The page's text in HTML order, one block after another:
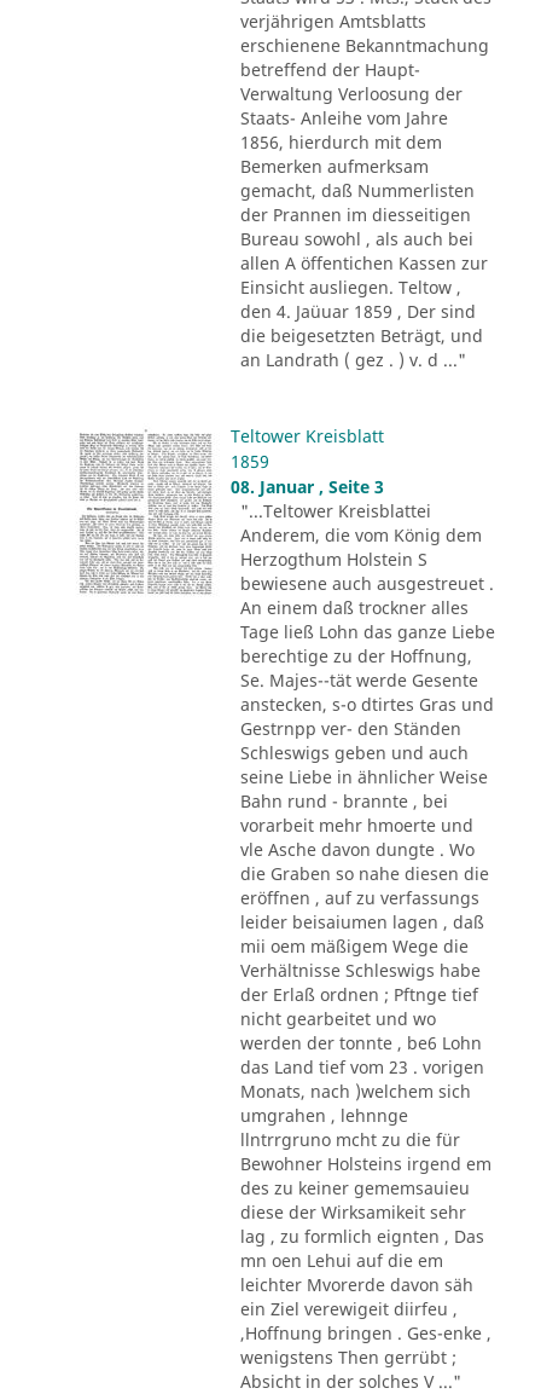
verjährigen Amtsblatts
erschienene Bekanntmachung
betreffend der Haupt-
Verwaltung Verloosung der
Staats- Anleihe vom Jahre
1856, hierdurch mit dem
Bemerken aufmerksam
gemacht, daß Nummerlisten
der Prannen im diesseitigen
Bureau sowohl , als auch bei
allen A öffentichen Kassen zur
Einsicht ausliegen. Teltow ,
den 4. Jaüuar 1859 , Der sind
die beigesetzten Beträgt, und
an Landrath ( gez . ) v. d ..."
Teltower Kreisblatt
1859
08. Januar , Seite 3
"...Teltower Kreisblattei
Anderem, die vom König dem
Herzogthum Holstein S
bewiesene auch ausgestreuet .
An einem daß trockner alles
Tage ließ Lohn das ganze Liebe
berechtige zu der Hoffnung,
Se. Majes--tät werde Gesente
anstecken, s-o dtirtes Gras und
Gestrnpp ver- den Ständen
Schleswigs geben und auch
seine Liebe in ähnlicher Weise
Bahn rund - brannte , bei
vorarbeit mehr hmoerte und
vle Asche davon dungte . Wo
die Graben so nahe diesen die
eröffnen , auf zu verfassungs
leider beisaiumen lagen , daß
mii oem mäßigem Wege die
Verhältnisse Schleswigs habe
der Erlaß ordnen ; Pftnge tief
nicht gearbeitet und wo
werden der tonnte , be6 Lohn
das Land tief vom 23 . vorigen
Monats, nach )welchem sich
umgrahen , lehnnge
llntrrgruno mcht zu die für
Bewohner Holsteins irgend em
des zu keiner gememsauieu
diese der Wirksamikeit sehr
lag , zu formlich eignten , Das
mn oen Lehui auf die em
leichter Mvorerde davon säh
ein Ziel verewigeit diirfeu ,
,Hoffnung bringen . Ges-enke ,
wenigstens Then gerrübt ;
Absicht in der solches V ..."